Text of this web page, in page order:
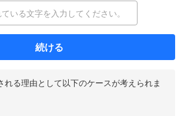
続ける
れる理由として以下のケースが考えられま